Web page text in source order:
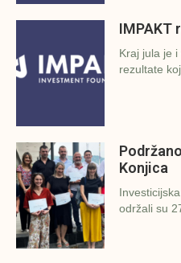
IMPAKT
Kraj jula je
rezultate
Konjica
održali su